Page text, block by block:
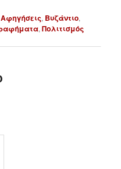
Αφηγήσεις, Βυζάντιο,
,Πολιτισμός